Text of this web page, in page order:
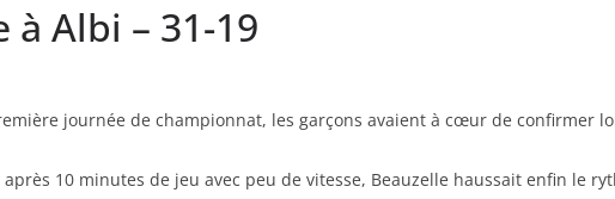
à Albi – 31-19
journée de championnat, les garçons avaient à cœur de confirmer
10 minutes de jeu avec peu de vitesse, Beauzelle haussait enfin le